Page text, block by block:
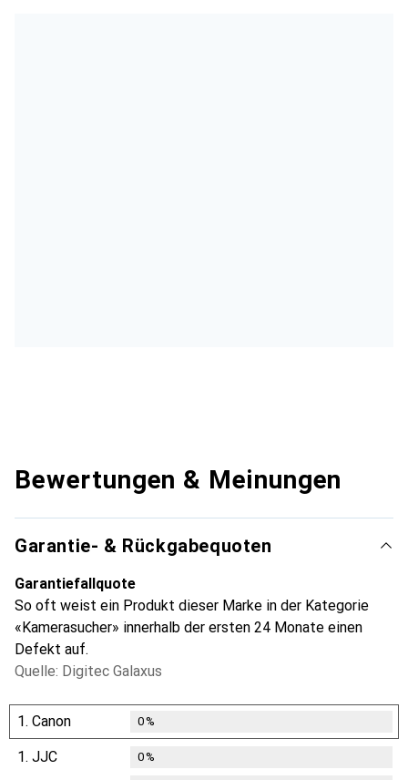
Bewertungen & Meinungen
Garantie- & Rückgabequoten
Garantiefallquote
So oft weist ein Produkt dieser Marke in der Kategorie
«Kamerasucher» innerhalb der ersten 24 Monate einen
Defekt auf.
Quelle: Digitec Galaxus
1. Canon 0%
1. JJC 0%